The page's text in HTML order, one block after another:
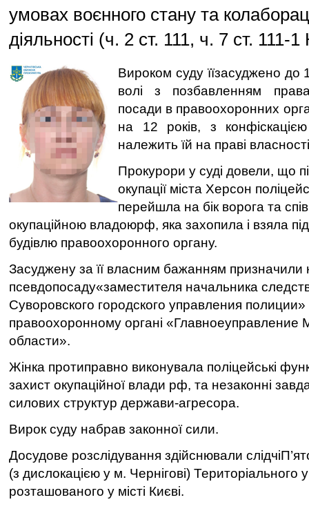
умовах воєнного стану та
діяльності (ч. 2 ст. 111, ч. 7 ст. 111-
Вироком суду їїзасуджено до
волі з позбавленням
посади в правоохоронних
на 12 років, з
належить їй на праві
Прокурори у суді довели, що
окупації міста Херсон
перейшла на бік ворога та
окупаційною владоюрф, яка захопила і взяла
будівлю правоохоронного органу.
Засуджену за її власним бажанням призначили
псевдопосаду«заместителя начальника
Суворовского городского управления
правоохоронному органі
области».
Жінка протиправно виконувала поліцейські
захист окупаційної влади рф, та незаконні
силових структур держави-агресора.
Вирок суду набрав законної сили.
Досудове розслідування здійснювали
(з дислокацією у м. Чернігові) Територіального
розташованого у місті Києві.